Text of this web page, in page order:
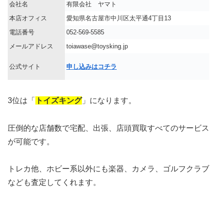
会社名
有限会社 ヤマト
本店オフィス
愛知県名古屋市中川区太平通4丁目13
電話番号
052-569-5585
メールアドレス
toiawase@toysking.jp
公式サイト 申し込みはコチラ
3位は「 トイズキング」になります。
圧倒的な店舗数で宅配、出張、店頭買取すべてのサービス
が可能です。
トレカ他、ホビー系以外にも楽器、カメラ、ゴルフクラブ
なども査定してくれます。